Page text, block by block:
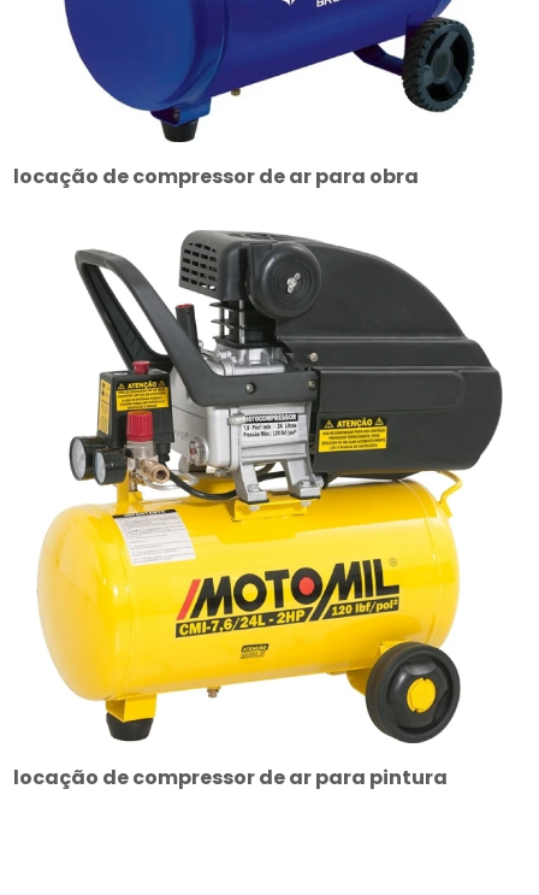
locação de compressor de ar para obra
locação de compressor de ar para pintura